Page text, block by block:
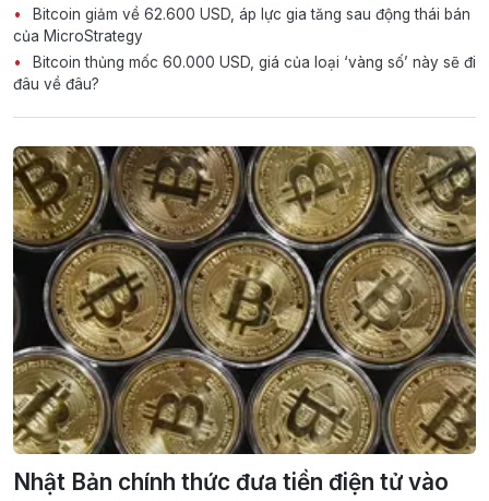
Bitcoin giảm về 62.600 USD, áp lực gia tăng sau động thái bán
của MicroStrategy
Bitcoin thủng mốc 60.000 USD, giá của loại ‘vàng số’ này sẽ đi
đâu về đâu?
Nhật Bản chính thức đưa tiền điện tử vào